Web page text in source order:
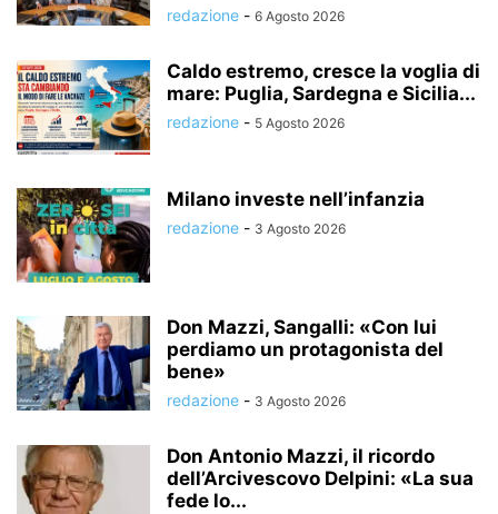
redazione - 6 Agosto 2026
Caldo estremo, cresce la voglia di
mare: Puglia, Sardegna e Sicilia...
redazione - 5 Agosto 2026
Milano investe nell’infanzia
redazione - 3 Agosto 2026
Don Mazzi, Sangalli: «Con lui
perdiamo un protagonista del
bene»
redazione - 3 Agosto 2026
Don Antonio Mazzi, il ricordo
dell’Arcivescovo Delpini: «La sua
fede lo...